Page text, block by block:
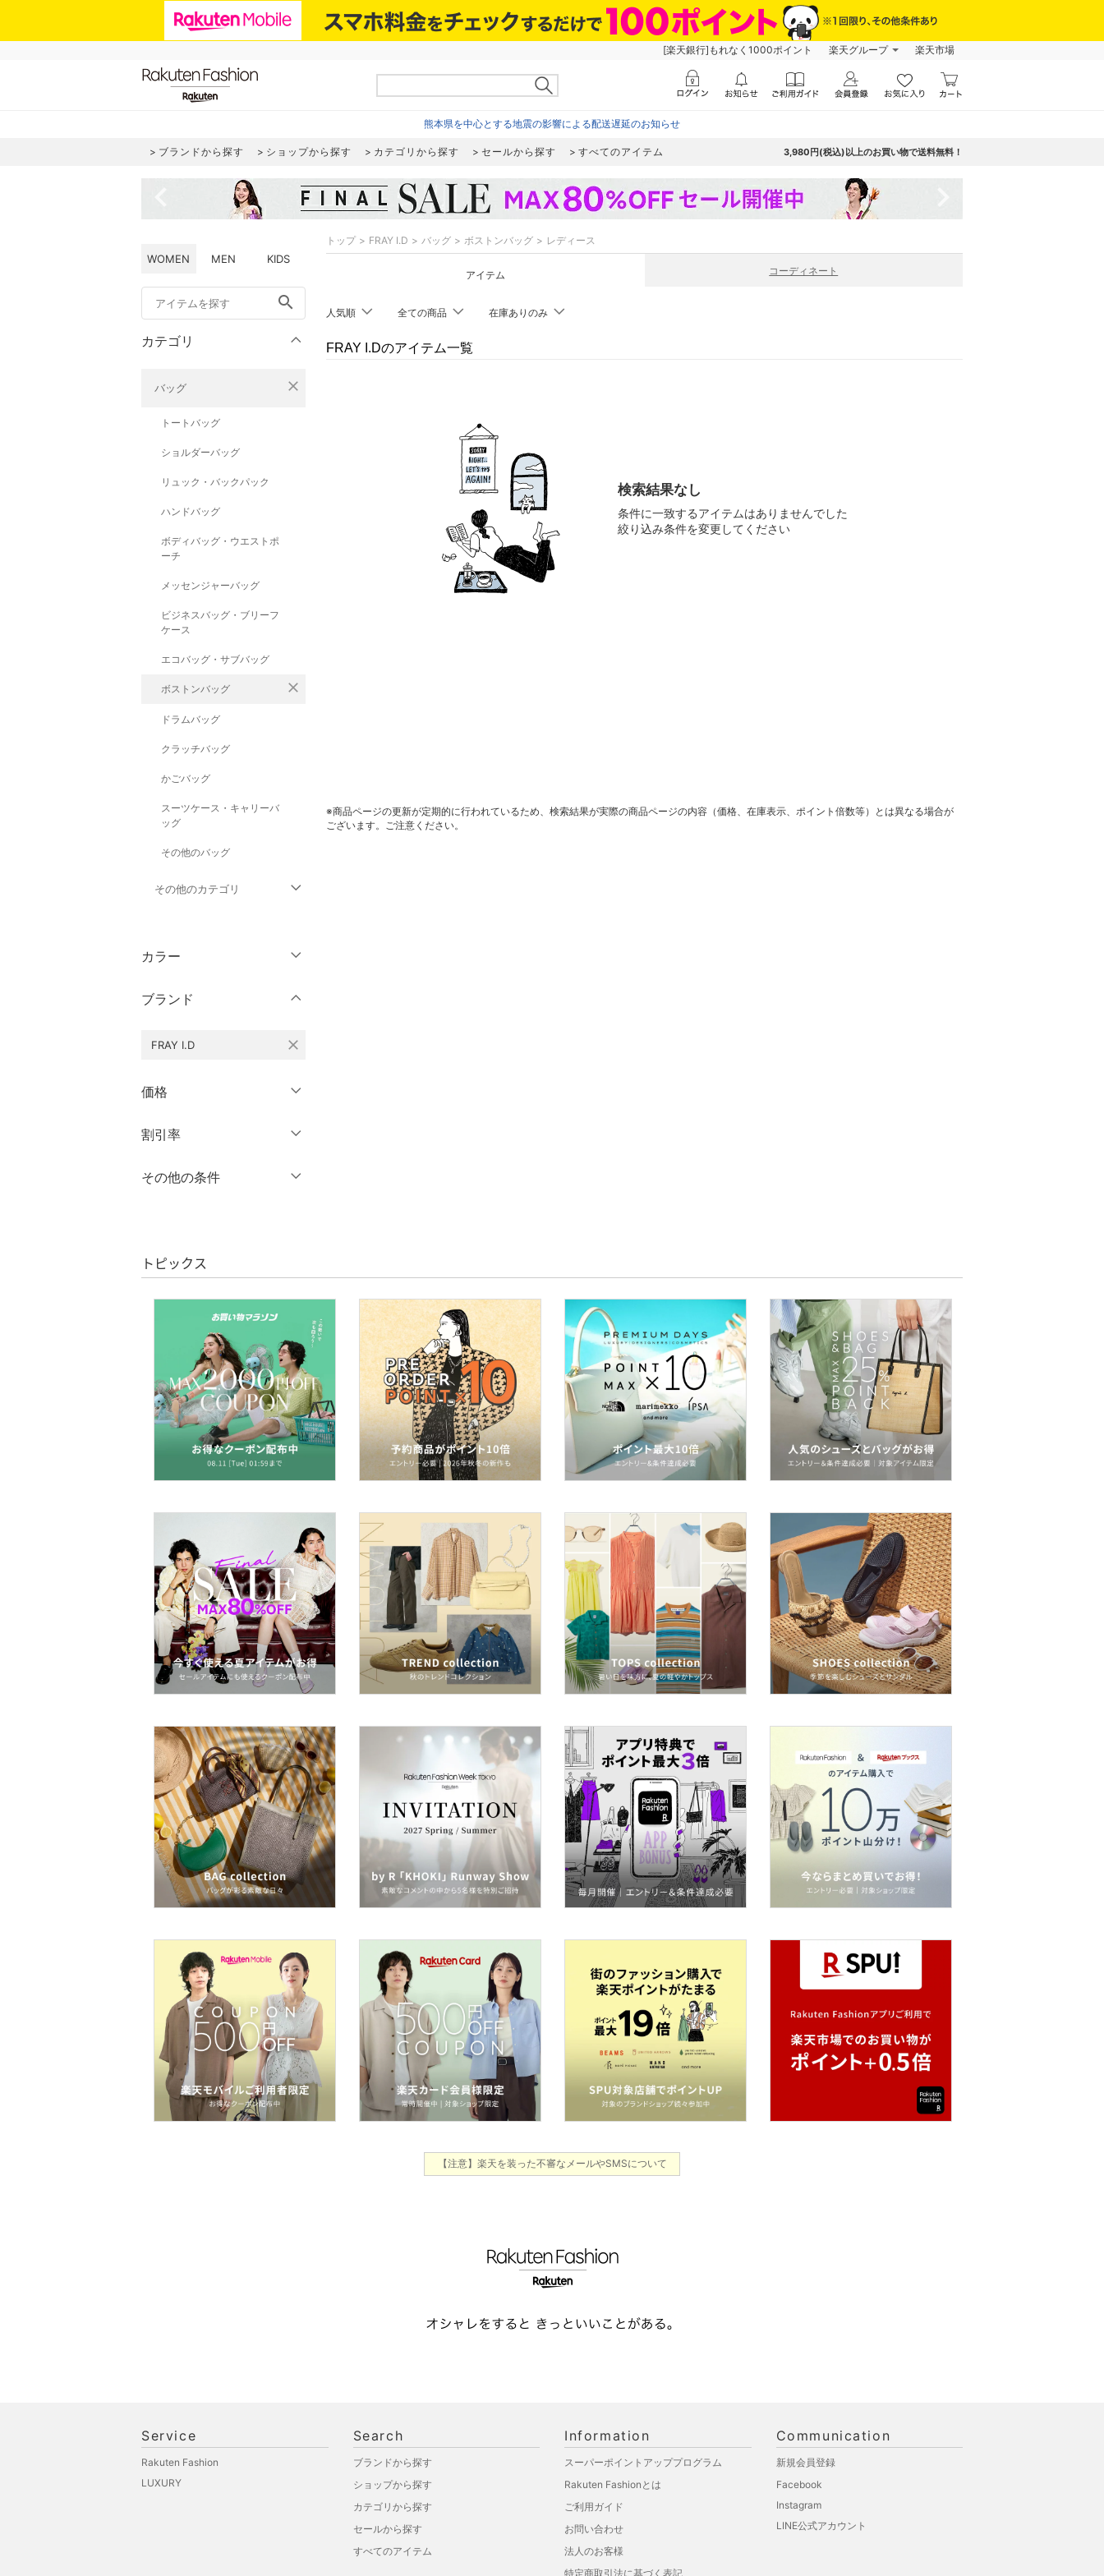
[楽天銀行]もれなく1000ポイント 楽天グループ 楽天市場
熊本県を中心とする地震の影響による配送遅延のお知らせ
ブランドから探す ショップから探す カテゴリから探す セールから探す すべてのアイテム 3,980円(税込)以上のお買い物で送料無料！
WOMEN MEN KIDS
search
カテゴリ
バッグ close
トートバッグ
ショルダーバッグ
リュック・バックパック
ハンドバッグ
ボディバッグ・ウエストポ
ーチ
メッセンジャーバッグ
ビジネスバッグ・ブリーフ
ケース
エコバッグ・サブバッグ
ボストンバッグ close
ドラムバッグ
クラッチバッグ
かごバッグ
スーツケース・キャリーバ
ッグ
その他のバッグ
その他のカテゴリ
パンツ
ワンピース・ドレス
スカート
ーオール
シューズ・靴
アクセサリー・腕時計
財布・ポーチ・ケース
帽子
ヘアアクセサリー
マタニティウェア・ベビ
スーツ・フォーマル
水着・スイムグッズ
着物・浴衣・和装小物
スキンケア
ベースメイク
メイクアップ
ネイル
ボディケア・オーラルケ
ア
ヘアケア
フレグランス
メイク道具・美容器具
コフレ・キット・セット
食器・調理器具・キッチ
ン用品
インテリア・生活雑貨
スマホグッズ・オーディ
カラー
クリア
ブランド
FRAY I.D close
価格
絞り込み
割引率
％OFF～ ％OFF
その他の条件
クリア 絞り込み
トップ FRAY I.D バッグ ボストンバッグ レディース
アイテム コーディネート
人気順 全ての商品 在庫ありのみ
FRAY I.Dのアイテム一覧
検索結果なし
条件に一致するアイテムはありませんでした
絞り込み条件を変更してください
※商品ページの更新が定期的に行われているため、検索結果が実際の商品ページの内容（価格、在庫表示、ポイント倍数等）とは異なる場合が
ございます。ご注意ください。
トピックス
【注意】楽天を装った不審なメールやSMSについて
Service
Rakuten Fashion
LUXURY
Search
ブランドから探す
ショップから探す
カテゴリから探す
セールから探す
すべてのアイテム
Information
スーパーポイントアッププログラム
Rakuten Fashionとは
ご利用ガイド
お問い合わせ
法人のお客様
特定商取引法に基づく表記
Communication
新規会員登録
Facebook
Instagram
LINE公式アカウント